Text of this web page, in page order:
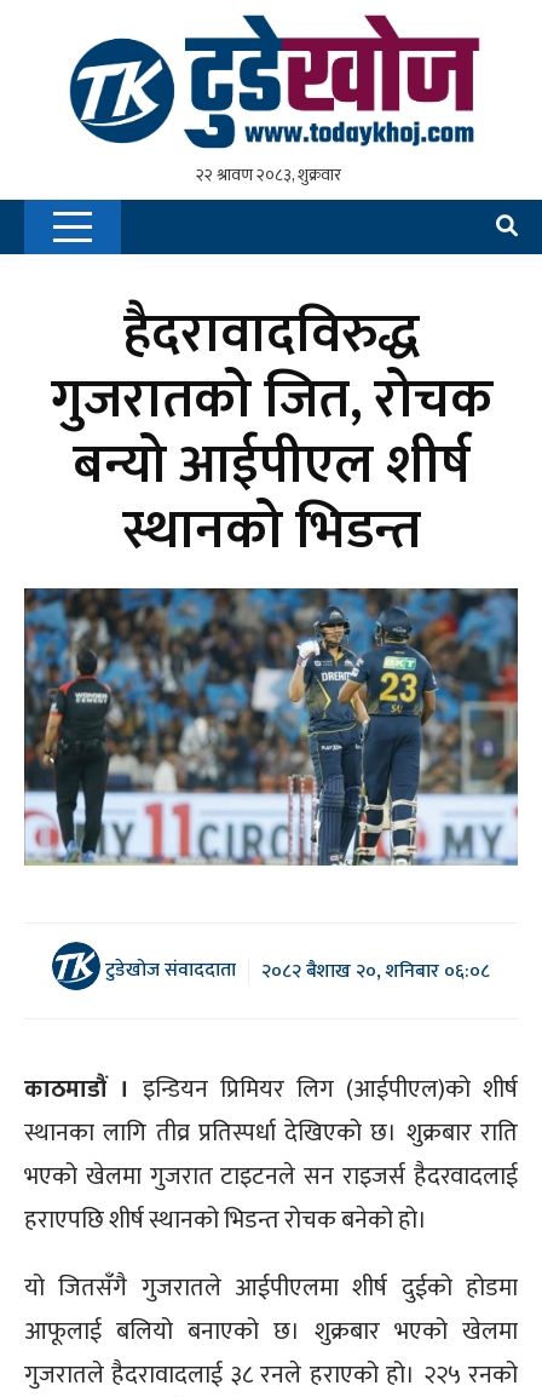
हैदरावादविरुद्ध
गुजरातको जित, रोचक
बन्यो आईपीएल शीर्ष
स्थानको भिडन्त
टुडेखोज संवाददाता २०८२ बैशाख २०, शनिबार ०६:०८
काठमाडौं । इन्डियन प्रिमियर लिग (आईपीएल)को शीर्ष
स्थानका लागि तीव्र प्रतिस्पर्धा देखिएको छ। शुक्रबार राति
भएको खेलमा गुजरात टाइटनले सन राइजर्स हैदरवादलाई
हराएपछि शीर्ष स्थानको भिडन्त रोचक बनेको हो।
यो जितसँगै गुजरातले आईपीएलमा शीर्ष दुईको होडमा
आफूलाई बलियो बनाएको छ। शुक्रबार भएको खेलमा
गुजरातले हैदरावादलाई ३८ रनले हराएको हो। २२५ रनको